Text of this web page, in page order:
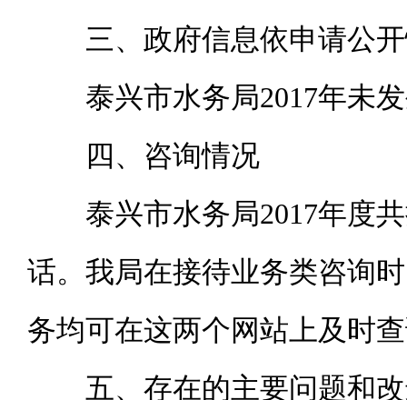
三、政府信息依申请公开
泰兴市水务局2017年未
四、咨询情况
泰兴市水务局2017年度
话。我局在接待业务类咨询
务均可在这两个网站上及时
五、存在的主要问题和改